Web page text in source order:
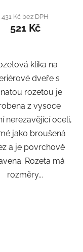
431 Kč bez DPH
521 Kč
klika na
​​dveře s
rozetou je
z vysoce
nerezavějící oceli,
jako broušená
a je povrchově
Rozeta má
rozměry...